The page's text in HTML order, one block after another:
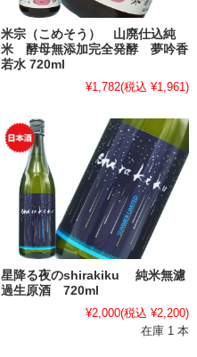
米宗（こめそう） 山廃仕込純
米 酵母無添加完全発酵 夢吟香
若水 720ml
¥1,782(税込 ¥1,961)
星降る夜のshirakiku 純米無濾
過生原酒 720ml
¥2,000(税込 ¥2,200)
在庫 1 本